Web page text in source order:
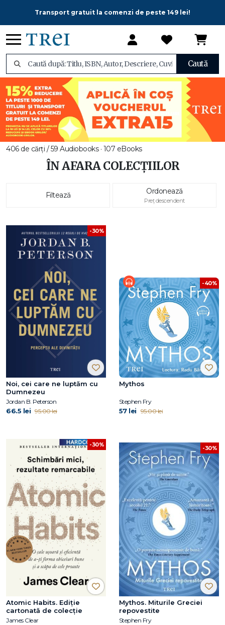
Transport gratuit la comenzi de peste 149 lei!
Caută
406 de cărți / 59 Audiobooks · 107 eBooks
ÎN AFARA COLECȚIILOR
Filtează Ordonează
Preț descendent
-30%
Noi, cei care ne luptăm cu
Dumnezeu
Jordan B. Peterson
66.5 lei 95.00 lei
-40%
Mythos
Stephen Fry
57 lei 95.00 lei
-30%
Atomic Habits. Ediție
cartonată de colecție
James Clear
-30%
Mythos. Miturile Greciei
repovestite
Stephen Fry